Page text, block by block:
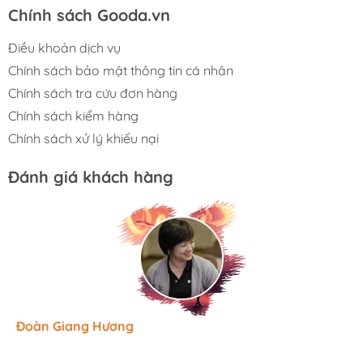
Chính sách Gooda.vn
Điều khoản dịch vụ
Chính sách bảo mật thông tin cá nhân
Chính sách tra cứu đơn hàng
Chính sách kiểm hàng
Chính sách xử lý khiếu nại
Đánh giá khách hàng
Hương Suri
Đoàn Giang Hương
Ngọc Anh